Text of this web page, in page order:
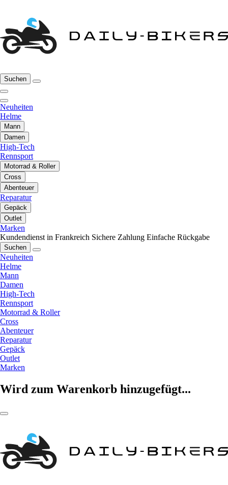
Suchen
Neuheiten
Helme
Mann
Damen
High-Tech
Rennsport
Motorrad & Roller
Cross
Abenteuer
Reparatur
Gepäck
Outlet
Marken
Kundendienst in Frankreich Sichere Zahlung Einfache Rückgabe
Suchen
Neuheiten
Helme
Mann
Damen
High-Tech
Rennsport
Motorrad & Roller
Cross
Abenteuer
Reparatur
Gepäck
Outlet
Marken
Wird zum Warenkorb hinzugefügt...